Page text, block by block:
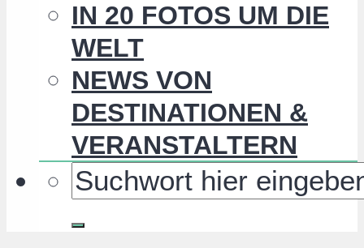
IN 20 FOTOS UM DIE
WELT
NEWS VON
DESTINATIONEN &
VERANSTALTERN